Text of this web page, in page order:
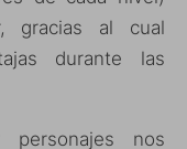
gracias al cual
durante las
nos